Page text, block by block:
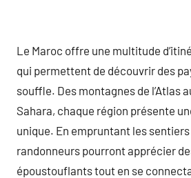
Le Maroc offre une multitude
qui permettent de découvrir des
souffle. Des montagnes de l’Atlas
Sahara, chaque région présente
unique. En empruntant les
randonneurs pourront apprécier
époustouflants tout en se